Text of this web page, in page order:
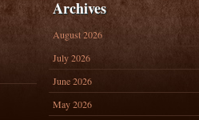
Archives
August 2026
July 2026
June 2026
May 2026